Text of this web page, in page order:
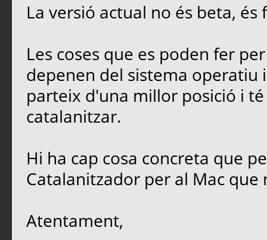
La versió actual no és beta, és
Les coses que es poden fer
depenen del sistema operatiu
parteix d'una millor posició i
catalanitzar.
Hi ha cap cosa concreta que
Catalanitzador per al Mac que
Atentament,